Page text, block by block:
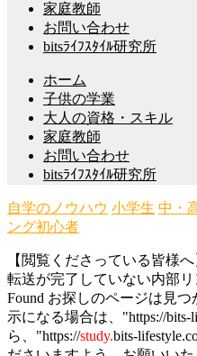
家庭教師
お問い合わせ
bitsﾗｲﾌｽﾀｲﾙ研究所
ホーム
子供の学業
大人の資格・スキル
家庭教師
お問い合わせ
bitsﾗｲﾌｽﾀｲﾙ研究所
自学のノウハウ 小学生 中・
ング初心者
【閲覧くださっている皆様
転送が完了していない内部
Found お探しのページは見
示になる場合は、"https://bits-
ら、"https://study.bits-